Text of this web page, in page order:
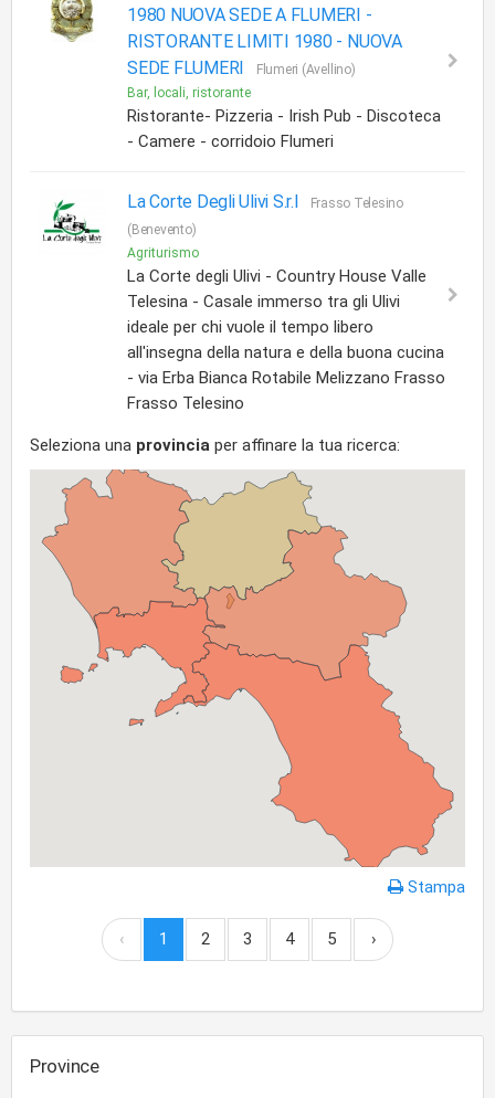
1980 NUOVA SEDE A FLUMERI -
RISTORANTE LIMITI 1980 - NUOVA
SEDE FLUMERI
Flumeri (Avellino)
Bar, locali, ristorante
Ristorante- Pizzeria - Irish Pub - Discoteca
- Camere - corridoio Flumeri
La Corte Degli Ulivi S.r.l
Frasso Telesino
(Benevento)
Agriturismo
La Corte degli Ulivi - Country House Valle
Telesina - Casale immerso tra gli Ulivi
ideale per chi vuole il tempo libero
all'insegna della natura e della buona cucina
- via Erba Bianca Rotabile Melizzano Frasso
Frasso Telesino
Seleziona una provincia per affinare la tua ricerca:
Stampa
‹ 1 2 3 4 5 ›
Province